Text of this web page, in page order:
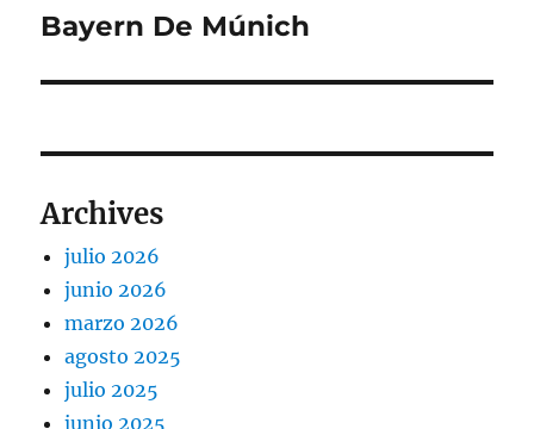
Entrada
Bayern De Múnich
Archives
julio 2026
junio 2026
marzo 2026
agosto 2025
julio 2025
junio 2025